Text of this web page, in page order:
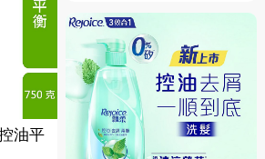
油平